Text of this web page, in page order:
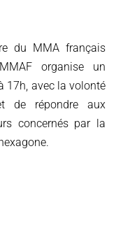
du MMA français
organise un
17h, avec la volonté
de répondre aux
concernés par la